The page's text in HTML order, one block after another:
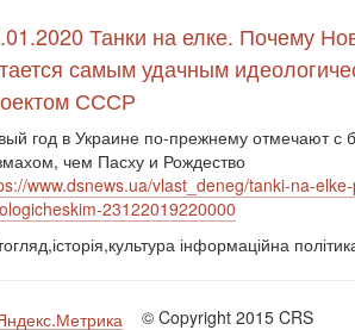
Танки на елке. Почему
самым удачным
СССР
год в Украине по-прежнему отмечают с
чем Пасху и Рождество
www.dsnews.ua/vlast_deneg/tanki-na-
23122019220000
інформаційна
© Copyright 2015 CRS